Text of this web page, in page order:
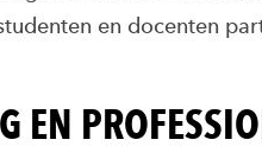
en docenten
EN